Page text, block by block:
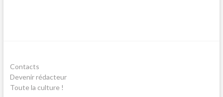
Contacts
Devenir rédacteur
Toute la culture !